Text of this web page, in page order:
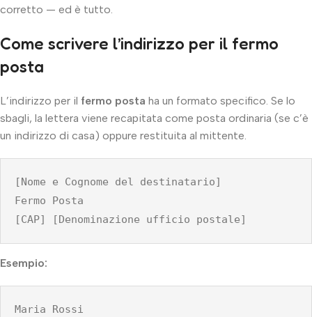
corretto — ed è tutto.
Come scrivere l’indirizzo per il fermo
posta
L’indirizzo per il fermo posta ha un formato specifico. Se lo
sbagli, la lettera viene recapitata come posta ordinaria (se c’è
un indirizzo di casa) oppure restituita al mittente.
[Nome e Cognome del destinatario]
Fermo Posta
[CAP] [Denominazione ufficio postale]
Esempio:
Maria Rossi